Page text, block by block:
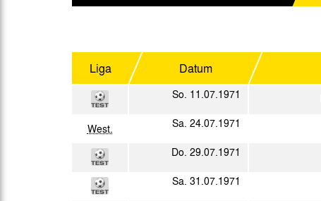
Liga Datum
So. 11.07.1971
West. Sa. 24.07.1971
Do. 29.07.1971
Sa. 31.07.1971